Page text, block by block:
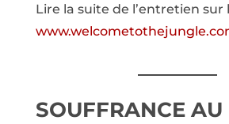
Lire la suite de l’entretien sur
SOUFFRANCE AU